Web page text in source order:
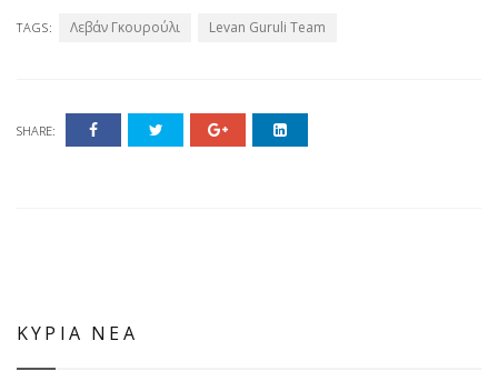
TAGS: Λεβάν Γκουρούλι Levan Guruli Team
SHARE:
ΚΥΡΙΑ ΝΕΑ